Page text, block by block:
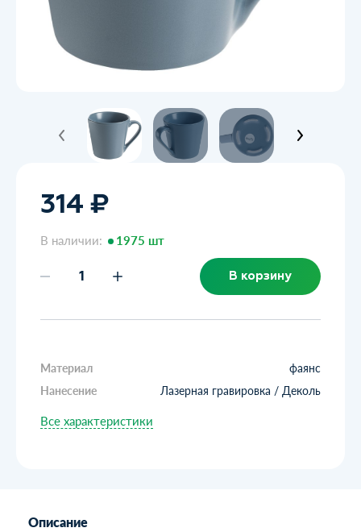
314 ₽
В наличии: 1975 шт
В корзину
Материал
фаянс
Нанесение
Лазерная гравировка / Деколь
Все характеристики
Описание